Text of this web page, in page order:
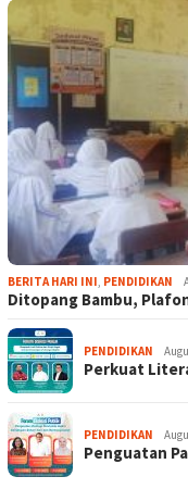
BERITA HARI INI, PENDIDIKAN
Ditopang Bambu,
PENDIDIKAN
Perkuat
PENDIDIKAN
Penguatan